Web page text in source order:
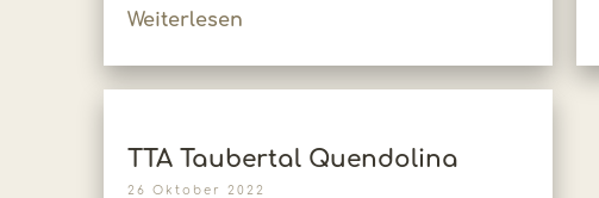
Weiterlesen
TTA Taubertal Quendolina
26 Oktober 2022